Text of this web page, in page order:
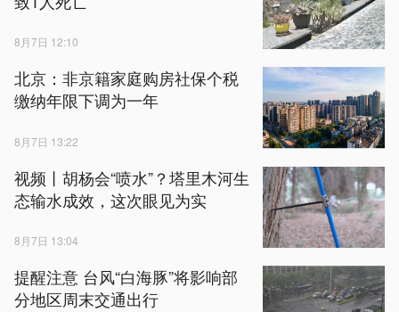
8月7日 12:10
北京：非京籍家庭购房社保个税
缴纳年限下调为一年
8月7日 13:22
视频丨胡杨会“喷水”？塔里木河生
态输水成效，这次眼见为实
8月7日 13:04
提醒注意 台风“白海豚”将影响部
分地区周末交通出行